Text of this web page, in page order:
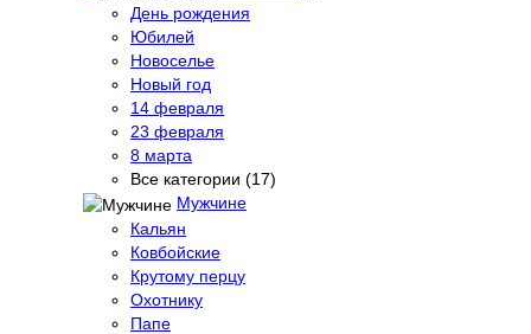
День рождения
Юбилей
Новоселье
Новый год
14 февраля
23 февраля
8 марта
Все категории (17)
Мужчине
Кальян
Ковбойские
Крутому перцу
Охотнику
Папе